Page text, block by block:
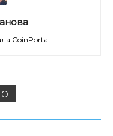
CoinPortal